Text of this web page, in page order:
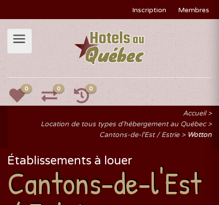
Inscription Membres
0 0 0
Accueil
Location de tous types d'hébergement au Québec
Cantons-de-l'Est / Estrie
Wotton
Établissements à louer
Cantons-de-l'Est